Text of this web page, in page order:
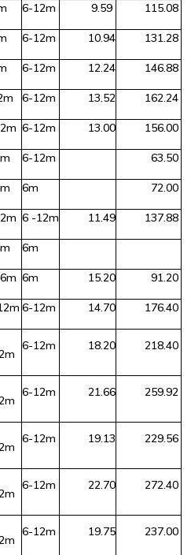
6-12m 9.59 115.08
6-12m 10.94 131.28
6-12m 12.24 146.88
6-12m 13.52 162.24
6-12m 13.00 156.00
6-12m 63.50
6m 72.00
6 -12m 11.49 137.88
6m
6m 15.20 91.20
6-12m 14.70 176.40
6-12m 18.20 218.40
6-12m 21.66 259.92
6-12m 19.13 229.56
6-12m 22.70 272.40
6-12m 19.75 237.00